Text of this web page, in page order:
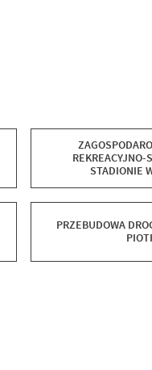
REKREACYJNO-
STADIONIE
PRZEBUDOWA